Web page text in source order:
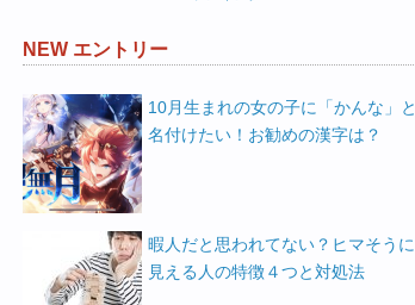
NEW エントリー
10月生まれの女の子に「かんな」と
名付けたい！お勧めの漢字は？
暇人だと思われてない？ヒマそうに
見える人の特徴４つと対処法